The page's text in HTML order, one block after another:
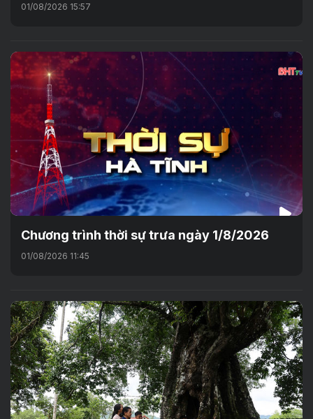
01/08/2026 15:57
Chương trình thời sự trưa ngày 1/8/2026
01/08/2026 11:45